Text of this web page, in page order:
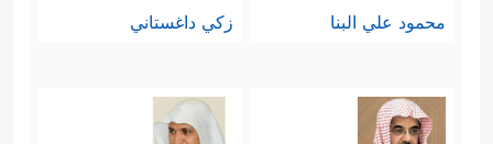
محمود علي البنا زكي داغستاني